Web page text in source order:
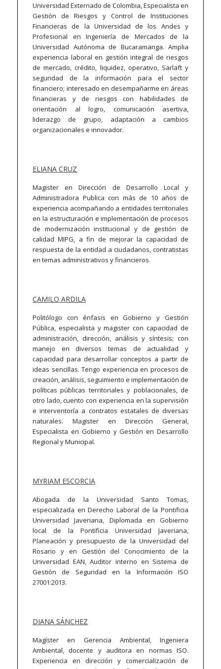
Universidad Externado de Colombia, Especialista en
Gestión de Riesgos y Control de Instituciones
Financieras de la Universidad de los Andes y
Profesional en Ingeniería de Mercados de la
Universidad Autónoma de Bucaramanga. Amplia
experiencia laboral en gestión integral de riesgos
de mercado, crédito, liquidez, operativo, Sarlaft y
seguridad de la información para el sector
financiero; interesado en desempañarme en áreas
financieras y de riesgos con habilidades de
orientación al logro, comunicación asertiva,
liderazgo de grupo, adaptación a cambios
organizacionales e innovador.
ELIANA CRUZ
Magister en Dirección de Desarrollo Local y
Administradora Publica con más de 10 años de
experiencia acompañando a entidades territoriales
en la estructuración e implementación de procesos
de modernización institucional y de gestión de
calidad MIPG, a fin de mejorar la capacidad de
respuesta de la entidad a ciudadanos, contratistas
en temas administrativos y financieros.
CAMILO ARDILA
Politólogo con énfasis en Gobierno y Gestión
Pública, especialista y magister con capacidad de
administración, dirección, análisis y síntesis; con
manejo en diversos temas de actualidad y
capacidad para desarrollar conceptos a partir de
ideas sencillas. Tengo experiencia en procesos de
creación, análisis, seguimiento e implementación de
políticas públicas territoriales y poblacionales, de
otro lado, cuento con experiencia en la supervisión
e interventoría a contratos estatales de diversas
naturales. Magister en Dirección General,
Especialista en Gobierno y Gestión en Desarrollo
Regional y Municipal.
MYRIAM ESCORCIA
Abogada de la Universidad Santo Tomas,
especializada en Derecho Laboral de la Pontificia
Universidad Javeriana, Diplomada en Gobierno
local de la Pontificia Universidad Javeriana,
Planeación y presupuesto de la Universidad del
Rosario y en Gestión del Conocimiento de la
Universidad EAN, Auditor interno en Sistema de
Gestión de Seguridad en la Información ISO
27001:2013.
DIANA SÁNCHEZ
Magíster en Gerencia Ambiental, Ingeniera
Ambiental, docente y auditora en normas ISO.
Experiencia en dirección y comercialización de